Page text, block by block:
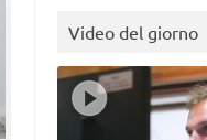
Video del giorno